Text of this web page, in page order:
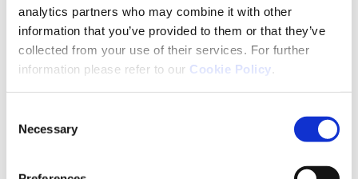
analytics partners who may combine it with other
information that you’ve provided to them or that they’ve
collected from your use of their services. For further
information please refer to our Cookie Policy.
Selection
Necessary
On estime que certains types de maux de tête
pourraient être héréditaires. Environ la moitié des
personnes souffrant de migraines ont un proche
parent qui en souffre également, ce qui laisse
supposer qu'il pourrait y avoir un lien génétique. De
même, les gènes peuvent jouer un rôle dans les
céphalées en grappe, les recherches montrant que
environ 10 % des cas